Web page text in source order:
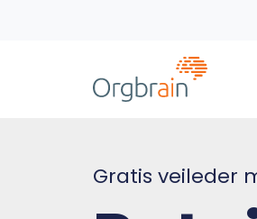
Gratis veileder